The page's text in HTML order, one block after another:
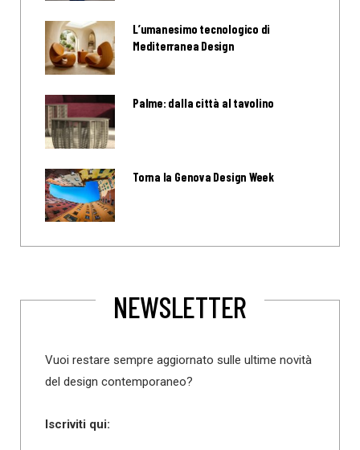
L’umanesimo tecnologico di
Mediterranea Design
Palme: dalla città al tavolino
Torna la Genova Design Week
NEWSLETTER
Vuoi restare sempre aggiornato sulle ultime novità
del design contemporaneo?
Iscriviti qui: